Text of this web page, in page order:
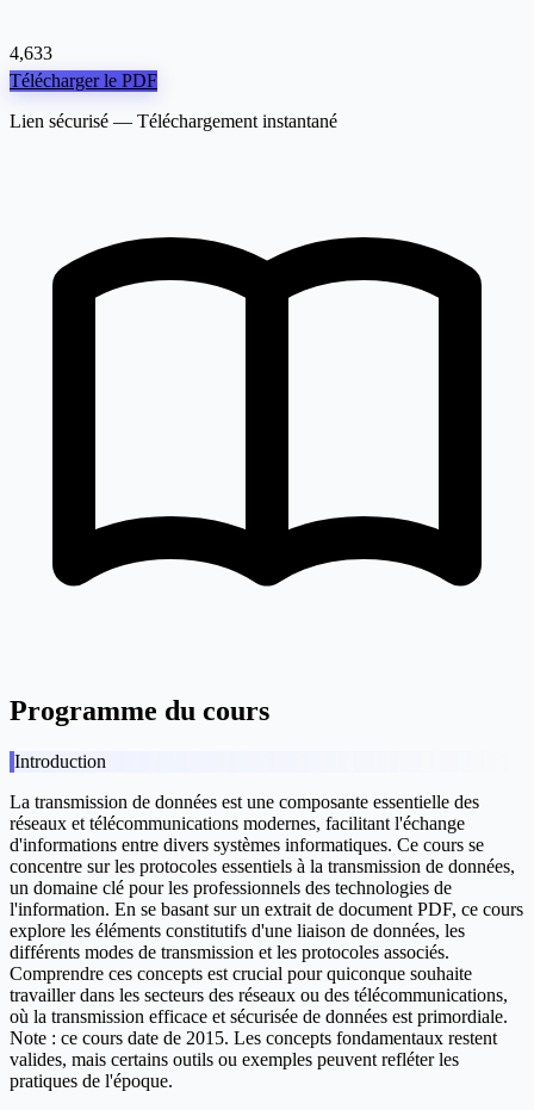
4,633
Télécharger le PDF
Lien sécurisé — Téléchargement instantané
Programme du cours
Introduction
La transmission de données est une composante essentielle des
réseaux et télécommunications modernes, facilitant l'échange
d'informations entre divers systèmes informatiques. Ce cours se
concentre sur les protocoles essentiels à la transmission de données,
un domaine clé pour les professionnels des technologies de
l'information. En se basant sur un extrait de document PDF, ce cours
explore les éléments constitutifs d'une liaison de données, les
différents modes de transmission et les protocoles associés.
Comprendre ces concepts est crucial pour quiconque souhaite
travailler dans les secteurs des réseaux ou des télécommunications,
où la transmission efficace et sécurisée de données est primordiale.
Note : ce cours date de 2015. Les concepts fondamentaux restent
valides, mais certains outils ou exemples peuvent refléter les
pratiques de l'époque.